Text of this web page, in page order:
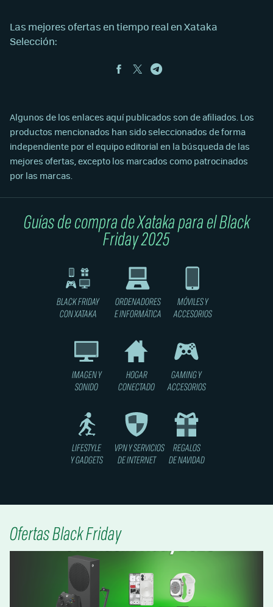
Las mejores ofertas en tiempo real en Xataka
Selección:
Algunos de los enlaces aquí publicados son de afiliados. Los
productos mencionados han sido seleccionados de forma
independiente por el equipo editorial en la búsqueda de las
mejores ofertas, excepto los marcados como patrocinados
por las marcas.
Guías de compra de Xataka para el Black
Friday 2025
BLACK FRIDAY
CON XATAKA
ORDENADORES
E INFORMÁTICA
MÓVILES Y
ACCESORIOS
IMAGEN Y
SONIDO
HOGAR
CONECTADO
GAMING Y
ACCESORIOS
LIFESTYLE
Y GADGETS
VPN Y SERVICIOS
DE INTERNET
REGALOS
DE NAVIDAD
Ofertas Black Friday